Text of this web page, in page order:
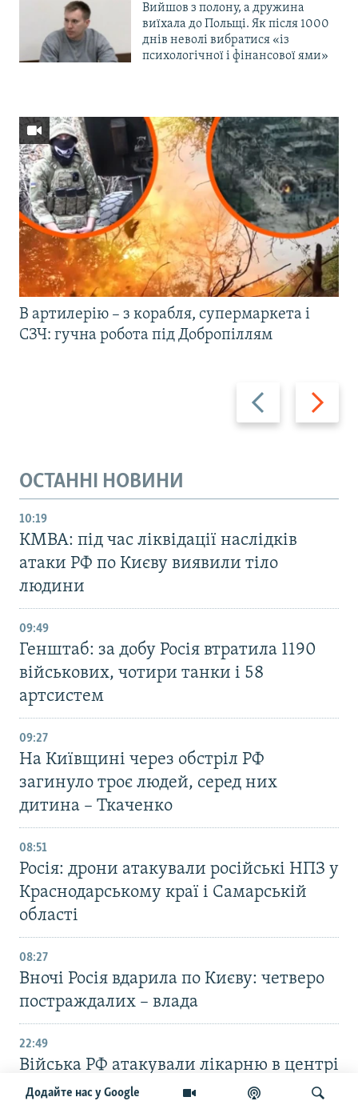
Додайте нас у Google
Вийшов з полону, а дружина
виїхала до Польщі. Як після 1000
днів неволі вибратися «із
психологічної і фінансової ями»
Назад Вперед
В артилерію – з корабля, супермаркета і
СЗЧ: гучна робота під Добропіллям
ОСТАННІ НОВИНИ
10:19
КМВА: під час ліквідації наслідків
атаки РФ по Києву виявили тіло
людини
09:49
Генштаб: за добу Росія втратила 1190
військових, чотири танки і 58
артсистем
09:27
На Київщині через обстріл РФ
загинуло троє людей, серед них
дитина – Ткаченко
08:51
Росія: дрони атакували російські НПЗ у
Краснодарському краї і Самарській
області
08:27
Вночі Росія вдарила по Києву: четверо
постраждалих – влада
22:49
Війська РФ атакували лікарню в центрі
Херсона, постраждали чотири